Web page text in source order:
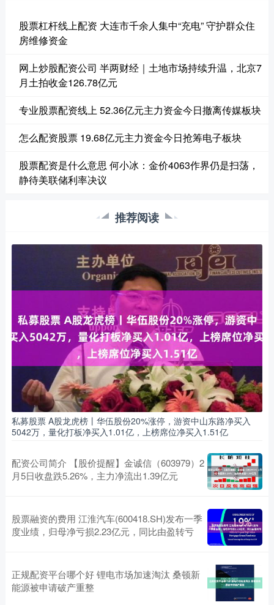
股票杠杆线上配资 大连市千余人集中“充电” 守护群众住
房维修资金
网上炒股配资公司 半两财经｜土地市场持续升温，北京7
月土拍收金126.78亿元
专业股票配资线上 52.36亿元主力资金今日撤离传媒板块
怎么配资股票 19.68亿元主力资金今日抢筹电子板块
股票配资是什么意思 何小冰：金价4063作界仍是扫荡，
静待美联储利率决议
推荐阅读
私募股票 A股龙虎榜丨华伍股份20%涨停，游资中山东路净买入
5042万，量化打板净买入1.01亿，上榜席位净买入1.51亿
配资公司简介 【股价提醒】金诚信（603979）2
月5日收盘跌5.26%，主力净流出1.39亿元
股票融资的费用 江淮汽车(600418.SH)发布一季
度业绩，归母净亏损2.23亿元，同比由盈转亏
正规配资平台哪个好 锂电市场加速淘汰 桑顿新
能源被申请破产重整